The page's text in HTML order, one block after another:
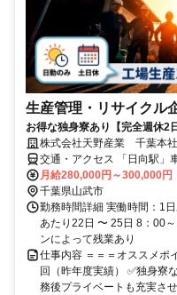
生産管理・リサイクル
お得な独身寮あり【完全週休2
株式会社天野産業 千葉本社
交通・アクセス 「日向駅」
月給280,000円～300,000円
千葉県山武市
勤務時間詳細 実働時間：1
あたり22日 〜 25日 8：00
ンによって残業あり
仕事内容 ＝＝＝オススメ
回（昨年度実績） ✅独身寮
務後プライベートも充実さ